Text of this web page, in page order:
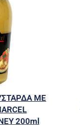
ΜΕ
200ml